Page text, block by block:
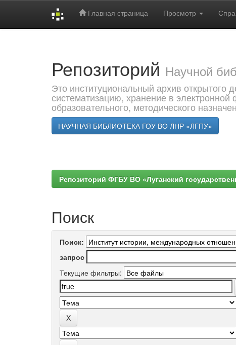
Главная страница Просмотр
Репозиторий Научной
Это институциональный архив открытого
систематизацию, хранение в
образовательного, методического
НАУЧНАЯ БИБЛИОТЕКА ГОУ ВО ЛНР «ЛГПУ»
Репозиторий ФГБУ ВО «Луганский
Поиск
Поиск:
запрос
Текущие фильтры: